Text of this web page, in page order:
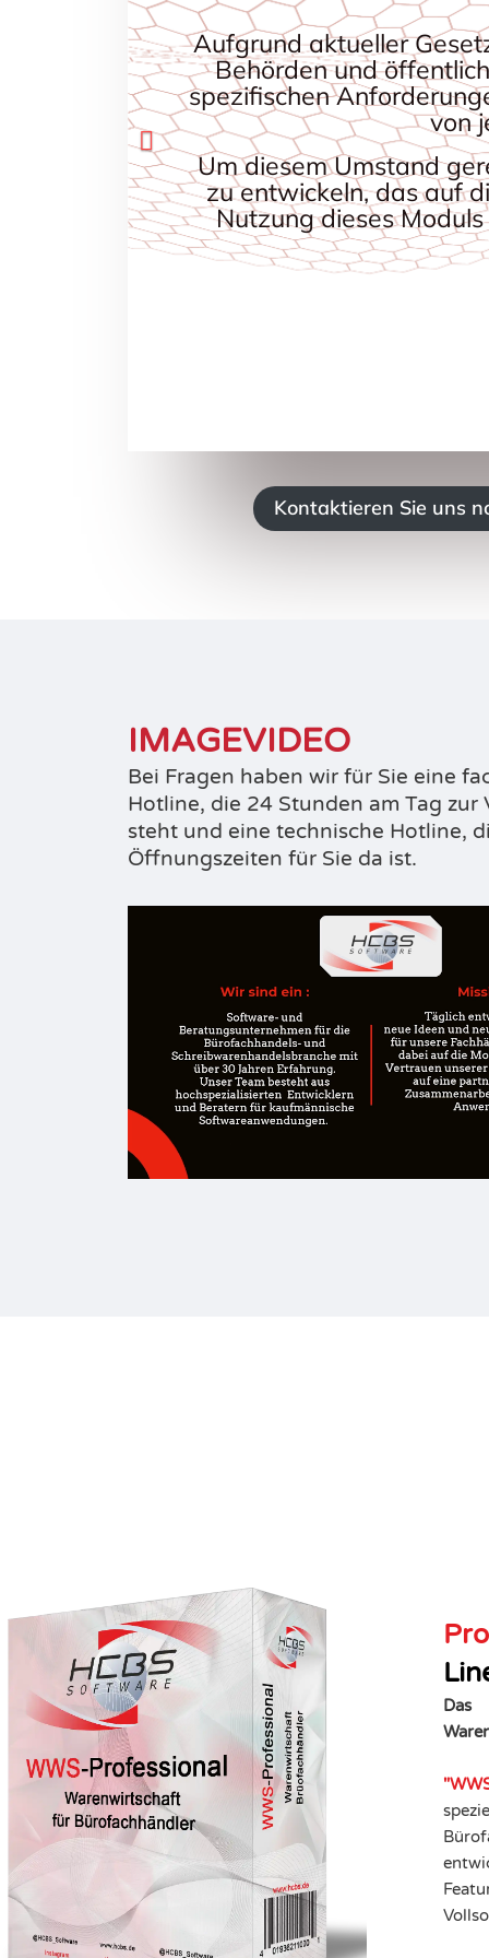
Aufgrund aktueller
Behörden und
spezifischen
von
Um diesem Umstand
zu entwickeln, das auf
Nutzung dieses
Kontaktieren Sie uns
IMAGEVIDEO
Bei Fragen haben wir für Sie eine
Hotline, die 24 Stunden am Tag zur
steht und eine technische Hotline,
Öffnungszeiten für Sie da ist.
Das